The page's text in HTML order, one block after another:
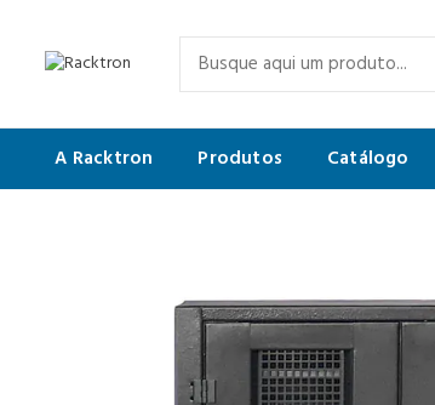
A Racktron Produtos Catálogo